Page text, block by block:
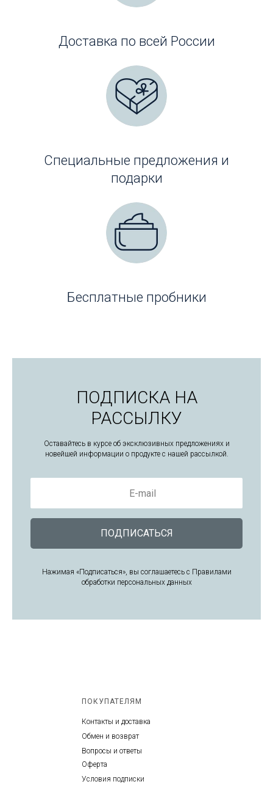
Доставка по всей России
Специальные предложения и
подарки
Бесплатные пробники
ПОДПИСКА НА
РАССЫЛКУ
Оставайтесь в курсе об эксклюзивных предложениях и
новейшей информации о продукте с нашей рассылкой.
E-mail
ПОДПИСАТЬСЯ
Нажимая «Подписаться», вы соглашаетесь с Правилами
обработки персональных данных
ПОКУПАТЕЛЯМ
Контакты и доставка
Обмен и возврат
Вопросы и ответы
Оферта
Условия подписки